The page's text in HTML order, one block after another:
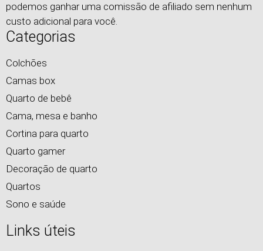
podemos ganhar uma comissão de afiliado sem nenhum
custo adicional para você.
Categorias
Colchões
Camas box
Quarto de bebê
Cama, mesa e banho
Cortina para quarto
Quarto gamer
Decoração de quarto
Quartos
Sono e saúde
Links úteis